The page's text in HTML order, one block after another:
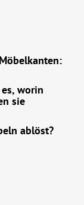
worin
sie
ablöst?